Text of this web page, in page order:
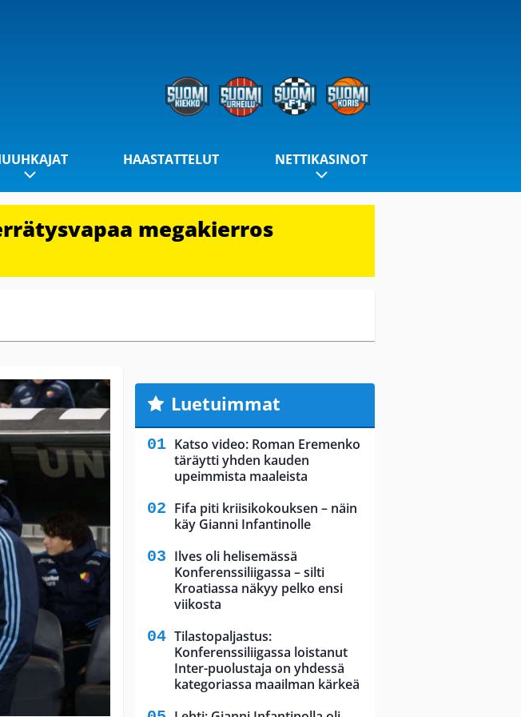
HAASTATTELUT NETTIKASINOT
megakierros
Luetuimmat
Katso video: Roman Eremenko
täräytti yhden kauden
upeimmista maaleista
Fifa piti kriisikokouksen – näin
käy Gianni Infantinolle
Ilves oli helisemässä
Konferenssiliigassa – silti
Kroatiassa näkyy pelko ensi
viikosta
Tilastopaljastus:
Konferenssiliigassa loistanut
Inter-puolustaja on yhdessä
kategoriassa maailman kärkeä